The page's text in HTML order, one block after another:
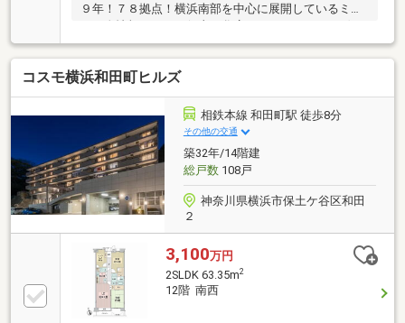
９年！７８拠点！横浜南部を中心に展開しているミッ
に建物が無いため、日当たり・開放感ございます■上
星川駅まで平坦徒歩７分の好立地近くにサミット等が
あり、買い物施設に困りません■エアコン３部屋設置
可能「とりあえず内見してみたい、近隣物件も一緒に
案内してほしい」「まずはローンに関する相談に乗っ
てほしい」様々な不安の解消や、ご要望について明確
にお応えいたします。まずは、お気軽にお客様のご希
望条件をお聞かせください！お問合せお待ちしており
ます！
コスモ横浜和田町ヒルズ
相鉄本線 和田町駅 徒歩8分
その他の交通
築32年/14階建
総戸数108戸
神奈川県横浜市保土ケ谷区和田
２
3,100万円
2SLDK 63.35m2
12階 南西